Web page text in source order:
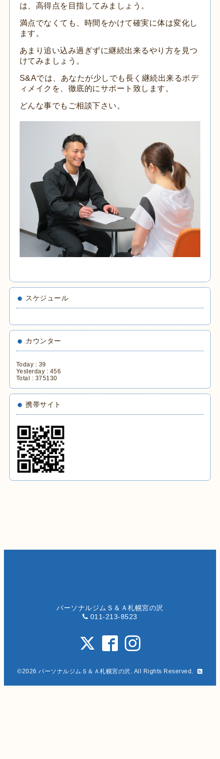
は、高得点を目指してみましょう。
満点でなくても、時間をかけて確実に体は変化し
ます。
あまり追い込み過ぎずに継続出来るやり方を見つ
けてみましょう。
S&Aでは、あなたが少しでも長く継続出来るボデ
ィメイクを、徹底的にサポート致します。
どんな事でもご相談下さい。
スケジュール
カウンター
Today : 39
Yesterday : 456
Total : 375130
携帯サイト
パーソナルジムＳ＆Ａ札幌宮の沢
011-213-8523
©2026パーソナルジムＳ＆Ａ札幌宮の沢 . All Rights Reserved.